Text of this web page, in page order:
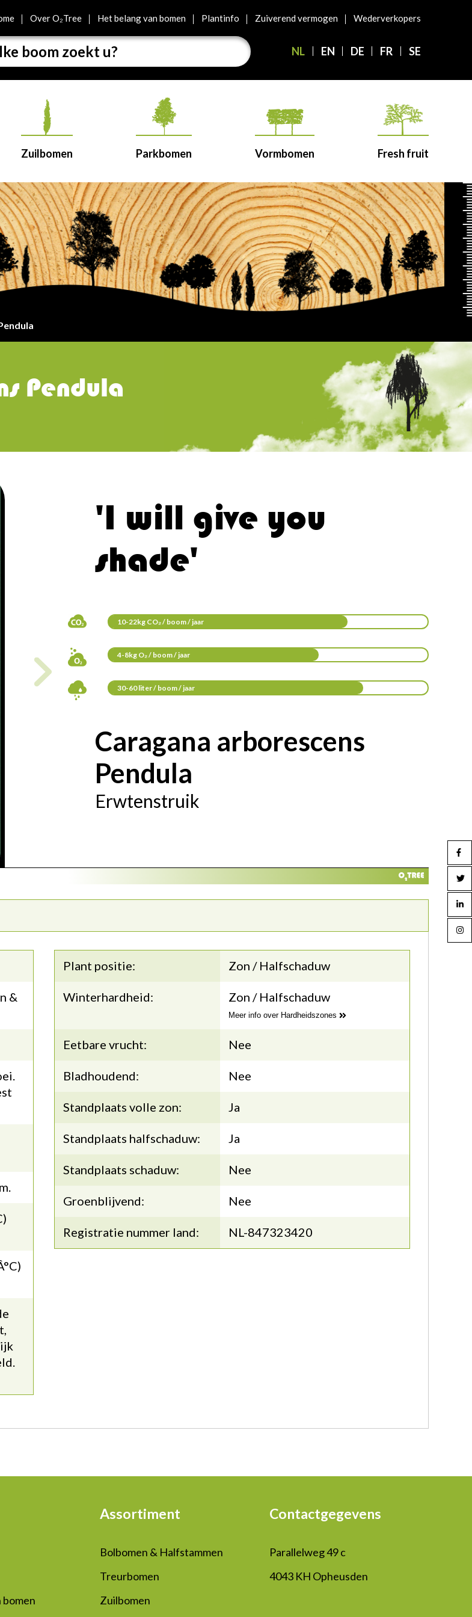
Over O₂Tree Het belang van bomen Plantinfo Zuiverend vermogen Wederverkopers
NL EN DE FR SE
Zuilbomen Parkbomen Vormbomen Fresh fruit
Pendula
'I will give you
shade'
10-22kg CO₂ / boom / jaar
4-8kg O₂ / boom / jaar
30-60 liter / boom / jaar
Caragana arborescens
Pendula
Erwtenstruik
&
Plant positie: Zon / Halfschaduw
Winterhardheid: Zon / Halfschaduw
Meer info over Hardheidszones
Eetbare vrucht: Nee
Bladhoudend: Nee
Standplaats volle zon: Ja
Standplaats halfschaduw: Ja
Standplaats schaduw: Nee
Groenblijvend: Nee
Registratie nummer land: NL-847323420
bomen
Assortiment
Bolbomen & Halfstammen
Treurbomen
Zuilbomen
Contactgegevens
Parallelweg 49 c
4043 KH Opheusden